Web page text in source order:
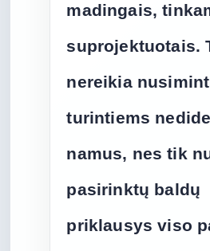
madingais,
suprojektuotais.
nereikia
turintiems
namus, nes tik
pasirinktų baldų
priklausys viso